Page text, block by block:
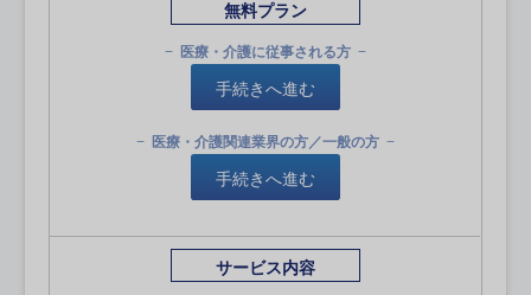
無料プラン
医療・介護に従事される方
手続きへ進む
医療・介護関連業界の方／一般の方
手続きへ進む
サービス内容